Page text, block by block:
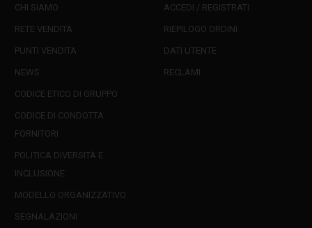
CHI SIAMO
RETE VENDITA
PUNTI VENDITA
NEWS
CODICE ETICO DI GRUPPO
CODICE DI CONDOTTA
FORNITORI
POLITICA DIVERSITÀ E
INCLUSIONE
MODELLO ORGANIZZATIVO
SEGNALAZIONI
ACCEDI / REGISTRATI
RIEPILOGO ORDINI
DATI UTENTE
RECLAMI